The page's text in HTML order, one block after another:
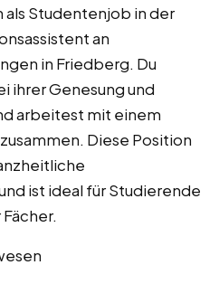
Studentenjob in der
an
in Friedberg. Du
ihrer Genesung und
arbeitest mit einem
Diese Position
ist ideal für Studierende